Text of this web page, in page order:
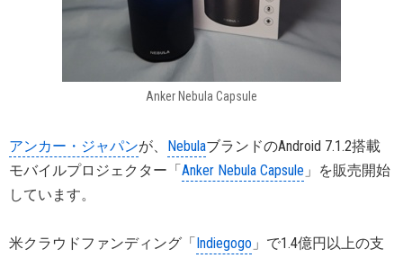
Anker Nebula Capsule
アンカー・ジャパンが、 NebulaブランドのAndroid 7.1.2搭載
モバイルプロジェクター「Anker Nebula Capsule 」を販売開始
しています。
米クラウドファンディング「Indiegogo 」で1.4億円以上の支